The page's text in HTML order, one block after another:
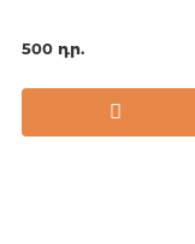
500 դր.